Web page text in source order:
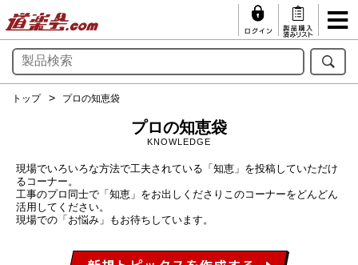
トップ プロの知恵袋
プロの知恵袋
KNOWLEDGE
現場でいろいろな方法で工夫されている「知恵」を投稿していただけ
るコーナー。
工事のプロ同士で「知恵」をお出しくださりこのコーナーをどんどん
活用してください。
現場での「お悩み」もお待ちしています。